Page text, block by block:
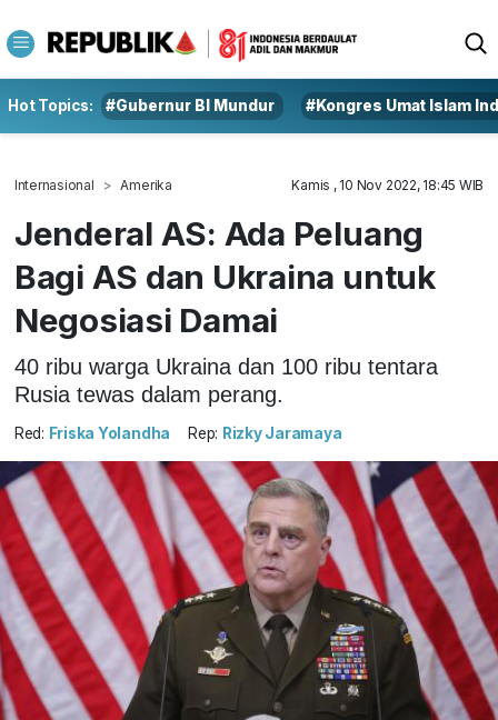
Hot Topics: #Gubernur BI Mundur #Kongres Umat Islam
Internasional Amerika Kamis , 10 Nov 2022, 18:45 WIB
Jenderal AS: Ada Peluang
Bagi AS dan Ukraina untuk
Negosiasi Damai
40 ribu warga Ukraina dan 100 ribu tentara
Rusia tewas dalam perang.
Red: Friska Yolandha Rep: Rizky Jaramaya